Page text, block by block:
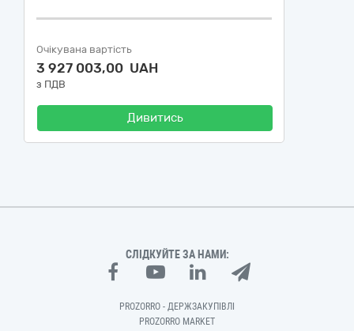
Очікувана вартість
3 927 003,00 UAH
з ПДВ
Дивитись
СЛІДКУЙТЕ ЗА НАМИ:
PROZORRO - ДЕРЖЗАКУПІВЛІ
PROZORRO MARKET